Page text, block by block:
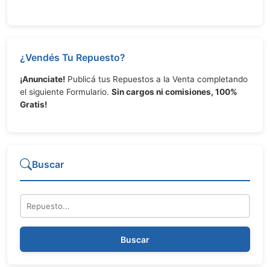
¿Vendés Tu Repuesto?
¡Anunciate! Publicá tus Repuestos a la Venta completando
el siguiente Formulario. Sin cargos ni comisiones, 100%
Gratis!
Buscar
Repuesto
Buscar